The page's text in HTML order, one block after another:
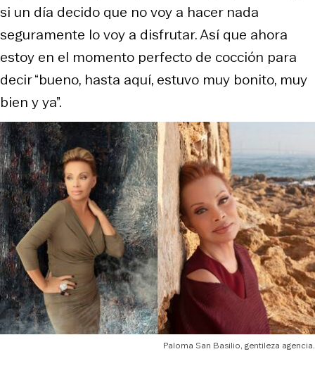
si un día decido que no voy a hacer nada
seguramente lo voy a disfrutar. Así que ahora
estoy en el momento perfecto de cocción para
decir “bueno, hasta aquí, estuvo muy bonito, muy
bien y ya”.
Paloma San Basilio, gentileza agencia.